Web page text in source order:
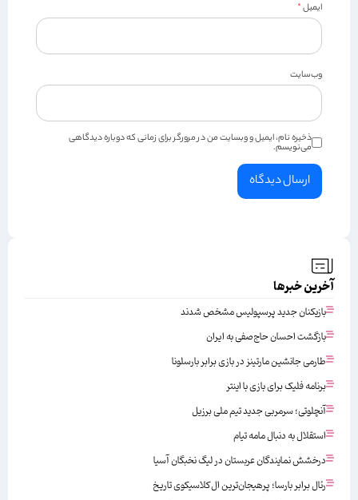
ایمیل*
وب‌سایت
ذخیره نام، ایمیل و وبسایت من در مرورگر برای زمانی که دوباره دیدگاهی
می‌نویسم.
آخرین خبرها
بازیکنان جدید پرسپولیس مشخص شدند
بازگشت احسان حاج‌صفی به ایران
طارمی جانشین مارتینز در بازی برابر بارسلونا
برنامه فلیک برای بازی با اینتر
آنچلوتی؛ سرمربی جدید تیم ملی برزیل
استقلال به دنبال مامه تیام
درخشش نمایندگان عربستان در لیگ نخبگان آسیا
رئال برابر بارسا؛ پرهیجان‌‌ترین ال‌کلاسیکوی تاریخ